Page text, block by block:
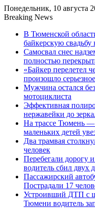
Понедельник, 10 августа
Breaking News
В Тюменской
байкерскую свадьбу
Самосвал снес
полностью
«Байкер перелетел
произошло
Мужчина остался
мотоциклиста
Эффективная
нержавейки до
На трассе Тюмень
маленьких детей
Два трамвая
человек
Перебегали дорогу
водитель сбил двух
Пассажирский
Пострадали 17
Устроивший ДТП с
Тюмени водитель